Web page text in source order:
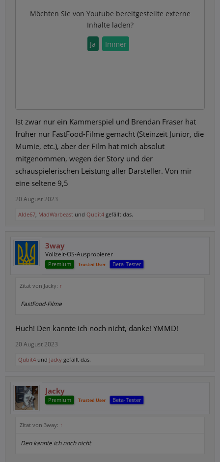
Möchten Sie von Youtube bereitgestellte externe
Inhalte laden?
Ja Immer
Ist zwar nur ein Kammerspiel und Brendan Fraser hat
früher nur FastFood-Filme gemacht (Steinzeit Junior, die
Mumie, etc.), aber der Film hat mich absolut
mitgenommen, wegen der Story und der
schauspielerischen Leistung aller Darsteller. Von mir
eine seltene 9,5
20 August 2023
Alde67, MadWarbeast und Qubit4 gefällt das.
3way
Vollzeit-OS-Ausprobierer
Premium Trusted User Beta-Tester
Zitat von Jacky: ↑
FastFood-Filme
Huch! Den kannte ich noch nicht, danke! YMMD!
20 August 2023
Qubit4 und Jacky gefällt das.
Jacky
Premium Trusted User Beta-Tester
Zitat von 3way: ↑
Den kannte ich noch nicht